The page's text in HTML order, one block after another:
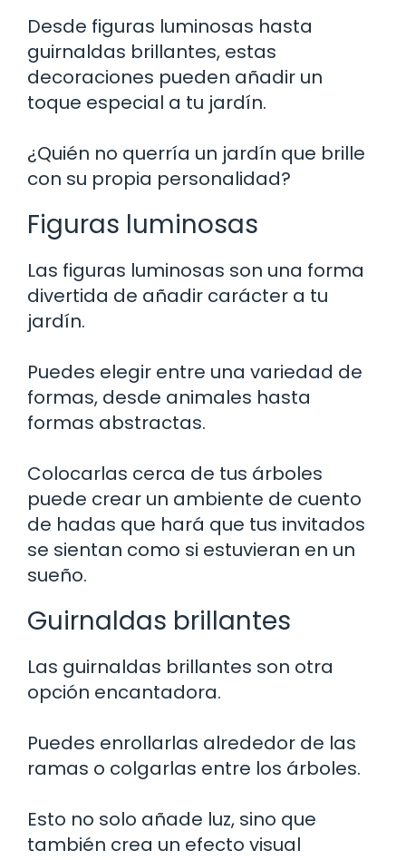
Desde figuras luminosas hasta
guirnaldas brillantes, estas
decoraciones pueden añadir un
toque especial a tu jardín.
¿Quién no querría un jardín que brille
con su propia personalidad?
Figuras luminosas
Las figuras luminosas son una forma
divertida de añadir carácter a tu
jardín.
Puedes elegir entre una variedad de
formas, desde animales hasta
formas abstractas.
Colocarlas cerca de tus árboles
puede crear un ambiente de cuento
de hadas que hará que tus invitados
se sientan como si estuvieran en un
sueño.
Guirnaldas brillantes
Las guirnaldas brillantes son otra
opción encantadora.
Puedes enrollarlas alrededor de las
ramas o colgarlas entre los árboles.
Esto no solo añade luz, sino que
también crea un efecto visual